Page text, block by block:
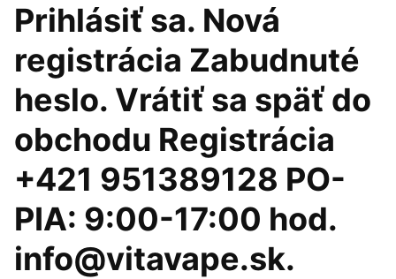
Prihlásiť sa. Nová
registrácia Zabudnuté
heslo. Vrátiť sa späť do
obchodu Registrácia
+421 951389128 PO-
PIA: 9:00-17:00 hod.
info@vitavape.sk.